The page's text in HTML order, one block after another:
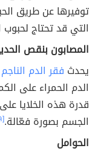
توفيرها عن طريق
التي قد تحتاج لحبوب
المصابون بنقص
يحدث فقر الدم
الدم الحمراء على
قدرة هذه الخلايا
الجسم بصورة فعّالة.[١٩]
الحوامل